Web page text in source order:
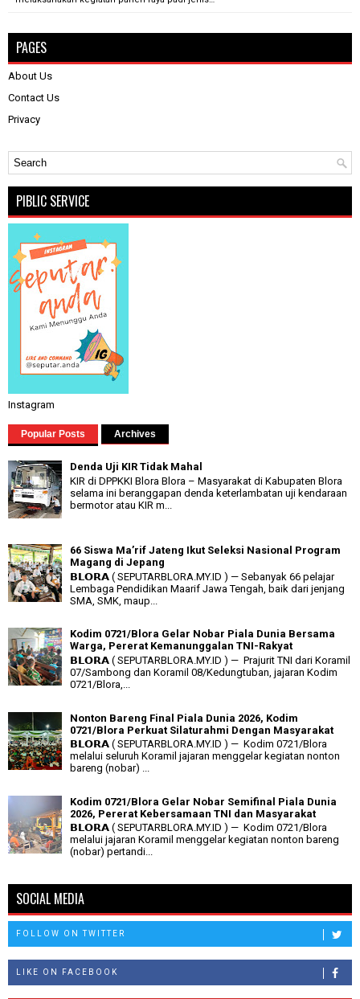
PAGES
About Us
Contact Us
Privacy
PIBLIC SERVICE
Instagram
Popular Posts Archives
Denda Uji KIR Tidak Mahal
KIR di DPPKKI Blora Blora – Masyarakat di Kabupaten Blora
selama ini beranggapan denda keterlambatan uji kendaraan
bermotor atau KIR m...
66 Siswa Ma’rif Jateng Ikut Seleksi Nasional Program
Magang di Jepang
𝗕𝗟𝗢𝗥𝗔 ( SEPUTARBLORA.MY.ID ) — Sebanyak 66 pelajar
Lembaga Pendidikan Maarif Jawa Tengah, baik dari jenjang
SMA, SMK, maup...
Kodim 0721/Blora Gelar Nobar Piala Dunia Bersama
Warga, Pererat Kemanunggalan TNI-Rakyat
𝗕𝗟𝗢𝗥𝗔 ( SEPUTARBLORA.MY.ID ) — Prajurit TNI dari Koramil
07/Sambong dan Koramil 08/Kedungtuban, jajaran Kodim
0721/Blora,...
Nonton Bareng Final Piala Dunia 2026, Kodim
0721/Blora Perkuat Silaturahmi Dengan Masyarakat
𝗕𝗟𝗢𝗥𝗔 ( SEPUTARBLORA.MY.ID ) — Kodim 0721/Blora
melalui seluruh Koramil jajaran menggelar kegiatan nonton
bareng (nobar) ...
Kodim 0721/Blora Gelar Nobar Semifinal Piala Dunia
2026, Pererat Kebersamaan TNI dan Masyarakat
𝗕𝗟𝗢𝗥𝗔 ( SEPUTARBLORA.MY.ID ) — Kodim 0721/Blora
melalui jajaran Koramil menggelar kegiatan nonton bareng
(nobar) pertandi...
SOCIAL MEDIA
FOLLOW ON TWITTER
LIKE ON FACEBOOK